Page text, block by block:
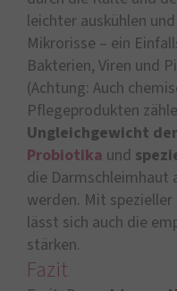
leichter auskühlen und
Mikrorisse – ein
Bakterien, Viren und
(Achtung: Auch
Pflegeprodukten
Ungleichgewicht
Probiotika und
die Darmschleimhaut
werden. Mit
lässt sich auch die
stärken.
Fazit